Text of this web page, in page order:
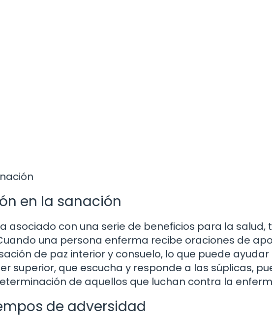
en la sanación
asociado con una serie de beneficios para la salud,
una persona enferma recibe oraciones de
de paz interior y consuelo, lo que puede ayudar
superior, que escucha y responde a las súplicas,
de aquellos que luchan contra la
de adversidad